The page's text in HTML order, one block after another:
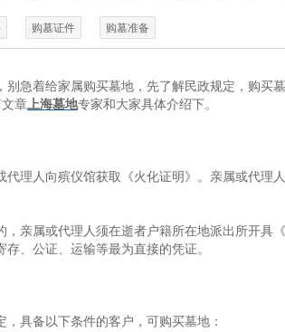
购墓证件 购墓准备
别急着给家属购买墓地，先了解民政规定，购买
章上海墓地专家和大家具体介绍下。
代理人向殡仪馆获取《火化证明》。亲属或代理
，亲属或代理人须在逝者户籍所在地派出所开具
、公证、运输等最为直接的凭证。
具备以下条件的客户，可购买墓地：